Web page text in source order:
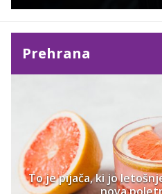
Prehrana
To je pijača, ki jo